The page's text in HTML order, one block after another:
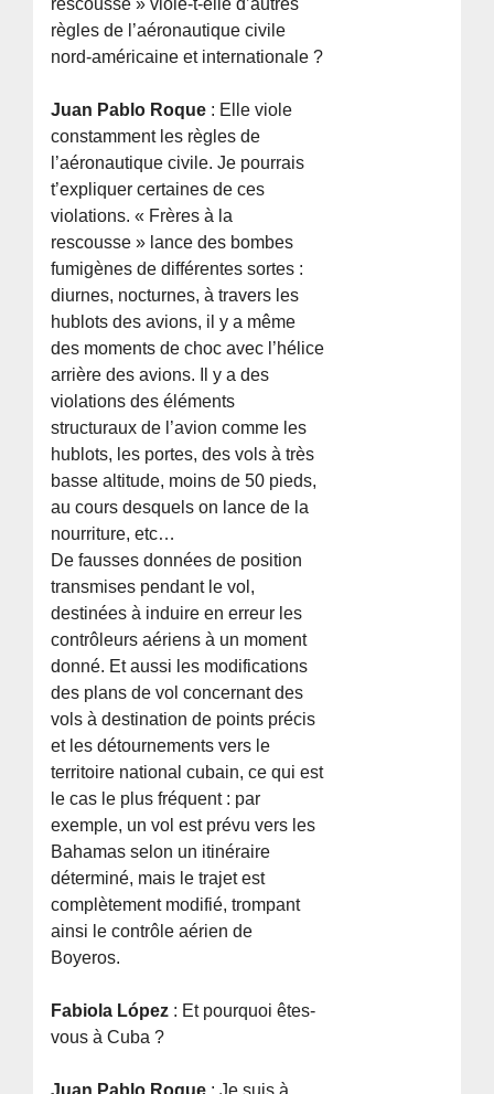
règles de l’aéronautique civile
nord-américaine et internationale ?
Juan Pablo Roque : Elle viole
constamment les règles de
l’aéronautique civile. Je pourrais
t’expliquer certaines de ces
violations. « Frères à la
rescousse » lance des bombes
fumigènes de différentes sortes :
diurnes, nocturnes, à travers les
hublots des avions, il y a même
des moments de choc avec l’hélice
arrière des avions. Il y a des
violations des éléments
structuraux de l’avion comme les
hublots, les portes, des vols à très
basse altitude, moins de 50 pieds,
au cours desquels on lance de la
nourriture, etc…
De fausses données de position
transmises pendant le vol,
destinées à induire en erreur les
contrôleurs aériens à un moment
donné. Et aussi les modifications
des plans de vol concernant des
vols à destination de points précis
et les détournements vers le
territoire national cubain, ce qui est
le cas le plus fréquent : par
exemple, un vol est prévu vers les
Bahamas selon un itinéraire
déterminé, mais le trajet est
complètement modifié, trompant
ainsi le contrôle aérien de
Boyeros.
Fabiola López : Et pourquoi êtes-
vous à Cuba ?
Juan Pablo Roque : Je suis à